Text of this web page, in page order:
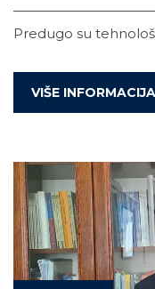
Predugo su
VIŠE INFORMACIJA